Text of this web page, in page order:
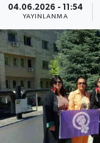
04.06.2026 - 11:54
YAYINLANMA
Dünya
EĞİTİM
EKONOMİ
English News
Finans